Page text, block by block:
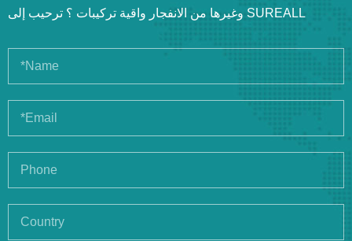
وغيرها من الانفجار واقية تركيبات ؟ ترحيب إلى SUREALL